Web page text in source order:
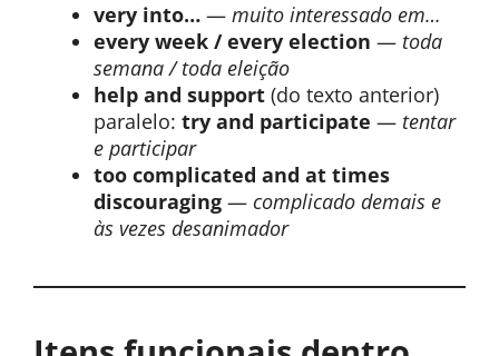
very into… — muito interessado em…
every week / every election — toda
semana / toda eleição
help and support (do texto anterior)
paralelo: try and participate — tentar
e participar
too complicated and at times
discouraging — complicado demais e
às vezes desanimador